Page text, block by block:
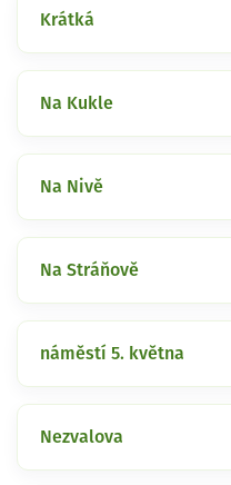
Krátká
Na Kukle
Na Nivě
Na Stráňově
náměstí 5. května
Nezvalova